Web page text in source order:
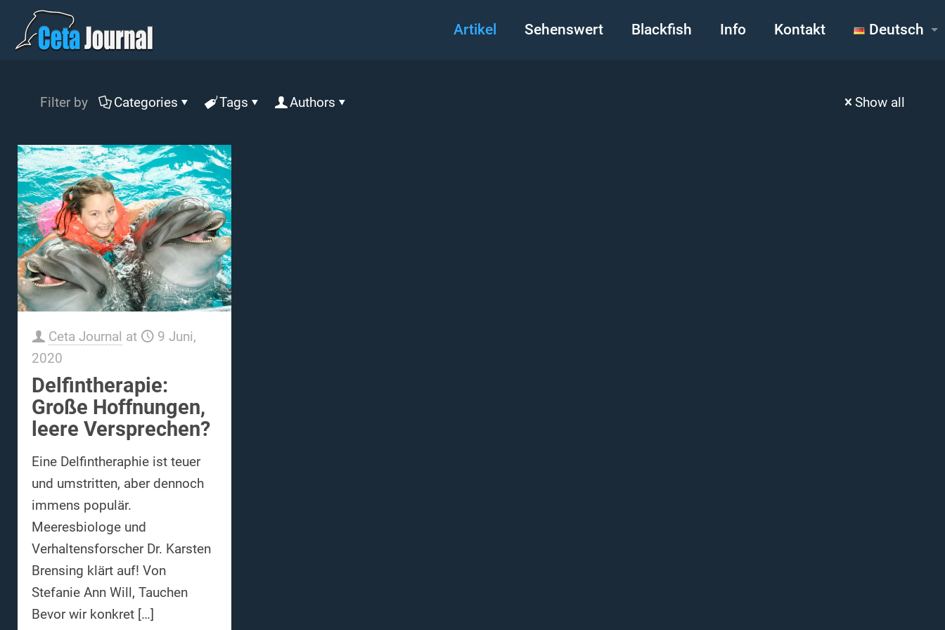
Artikel Sehenswert Blackfish Info Kontakt Deutsch
Filter by Categories Tags Authors Show all
Ceta Journal at
9 Juni,
2020
Delfintherapie:
Große Hoffnungen,
leere Versprechen?
Eine Delfintheraphie ist teuer
und umstritten, aber dennoch
immens populär.
Meeresbiologe und
Verhaltensforscher Dr. Karsten
Brensing klärt auf! Von
Stefanie Ann Will, Tauchen
Bevor wir konkret […]